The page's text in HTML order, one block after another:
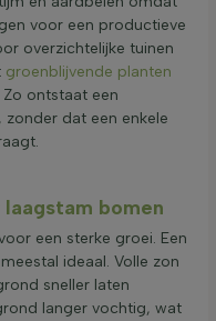
voor een productieve
overzichtelijke tuinen
groenblijvende planten
ontstaat een
dat een enkele
bomen
een sterke groei. Een
ideaal. Volle zon
sneller laten
langer vochtig, wat